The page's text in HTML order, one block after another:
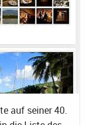
auf seiner 40.